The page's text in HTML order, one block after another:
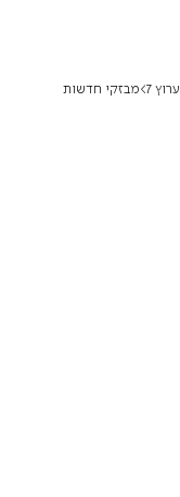
ערוץ 7 מבזקי חדשות